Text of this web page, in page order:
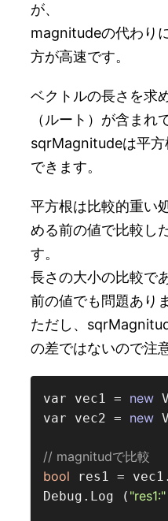
が、
magnitudeの代わり
方が高速です。
ベクトルの長さを求
（ルート）が含まれ
sqrMagnitudeは平方
できます。
平方根は比較的重い
める前の値で比較し
す。
長さの大小の比較で
前の値でも問題あり
ただし、
の差ではないので注
var vec1 = new
var vec2 = new
// magnitudで比較
bool res1 =
Debug.Log ( "res1:"